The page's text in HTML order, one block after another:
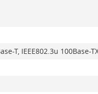
T, IEEE802.3u 100Base-